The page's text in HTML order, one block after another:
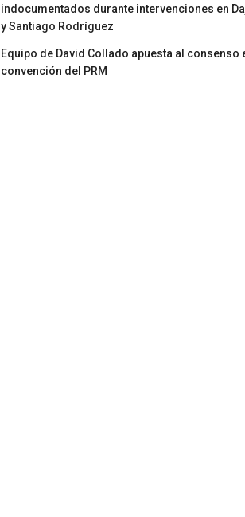
indocumentados durante intervenciones en
y Santiago Rodríguez
Equipo de David Collado apuesta al consenso
convención del PRM